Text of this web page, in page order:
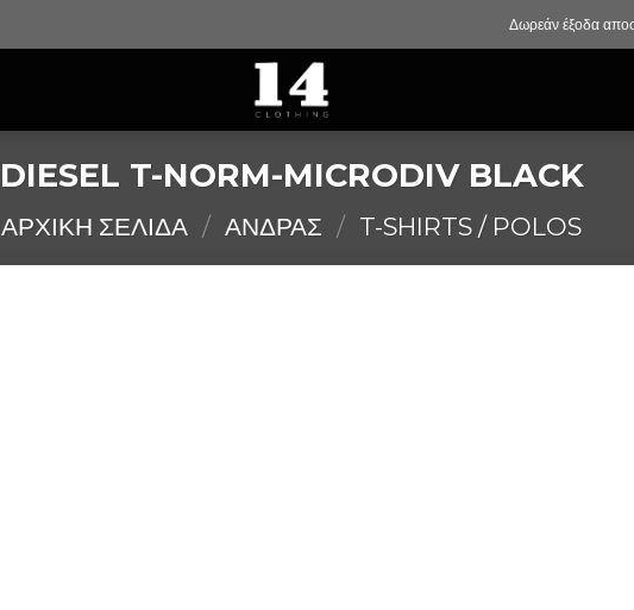
Δωρεάν έξοδα
DIESEL T-NORM-MICRODIV BLACK
ΑΡΧΙΚΉ ΣΕΛΊΔΑ / ΑΝΔΡΑΣ / T-SHIRTS / POLOS